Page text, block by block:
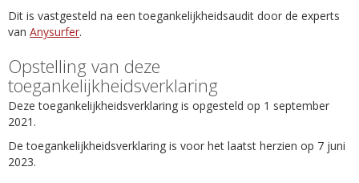
Dit is vastgesteld na een toegankelijkheidsaudit door de experts
van Anysurfer.
Opstelling van deze
toegankelijkheidsverklaring
Deze toegankelijkheidsverklaring is opgesteld op 1 september
2021.
De toegankelijkheidsverklaring is voor het laatst herzien op 7 juni
2023.